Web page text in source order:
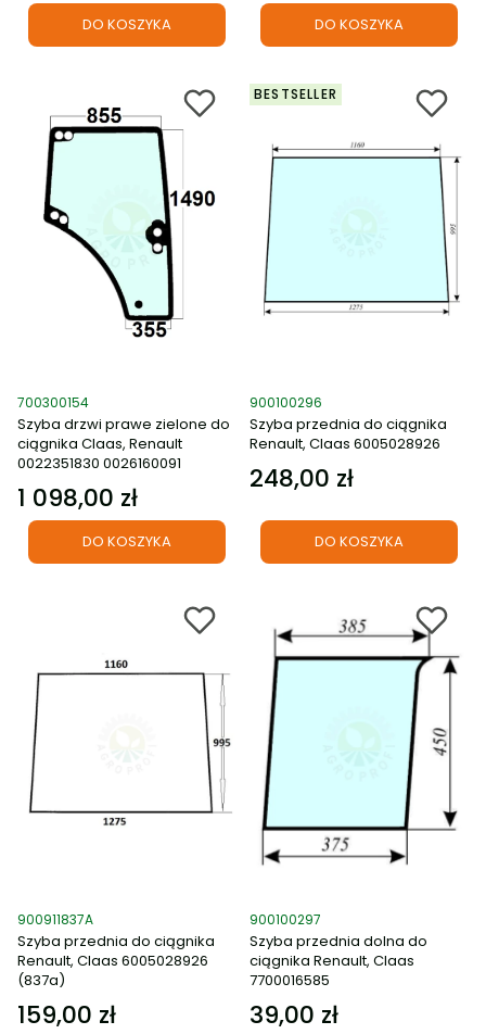
DO KOSZYKA DO KOSZYKA
Kod produktu
700300154
Szyba drzwi prawe zielone do
ciągnika Claas, Renault
0022351830 0026160091
Cena
1 098,00 zł
DO KOSZYKA
BESTSELLER
Kod produktu
900100296
Szyba przednia do ciągnika
Renault, Claas 6005028926
Cena
248,00 zł
DO KOSZYKA
Kod produktu
900911837A
Szyba przednia do ciągnika
Renault, Claas 6005028926
(837a)
Cena
159,00 zł
Kod produktu
900100297
Szyba przednia dolna do
ciągnika Renault, Claas
7700016585
Cena
39,00 zł